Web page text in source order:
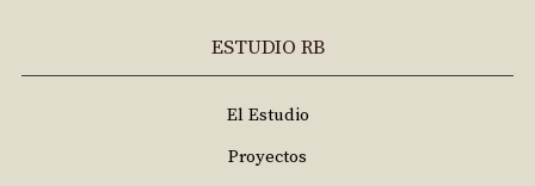
ESTUDIO RB
El Estudio
Proyectos